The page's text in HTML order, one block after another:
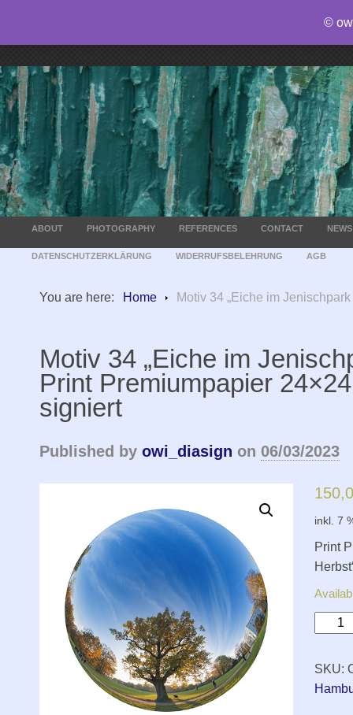
ABOUT PHOTOGRAPHY REFERENCES CONTACT NEWS
DATENSCHUTZERKLÄRUNG WIDERRUFSBELEHRUNG AGB
You are here: Home Motiv 34 „Eiche im
Motiv 34 „Eiche im
Print Premiumpapier
signiert
Published by owi_diasign on 06/03/2023
inkl. 7
Print
Motiv
SKU:
©